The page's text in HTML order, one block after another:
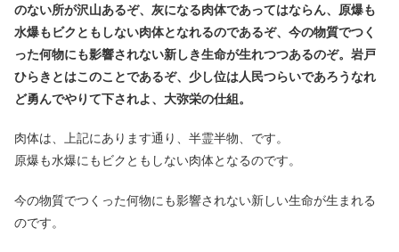
のない所が沢山あるぞ、灰になる肉体であってはならん、原爆も
水爆もビクともしない肉体となれるのであるぞ、今の物質でつく
った何物にも影響されない新しき生命が生れつつあるのぞ。岩戸
ひらきとはこのことであるぞ、少し位は人民つらいであろうなれ
ど勇んでやりて下されよ、大弥栄の仕組。
肉体は、上記にあります通り、半霊半物、です。
原爆も水爆にもビクともしない肉体となるのです。
今の物質でつくった何物にも影響されない新しい生命が生まれる
のです。